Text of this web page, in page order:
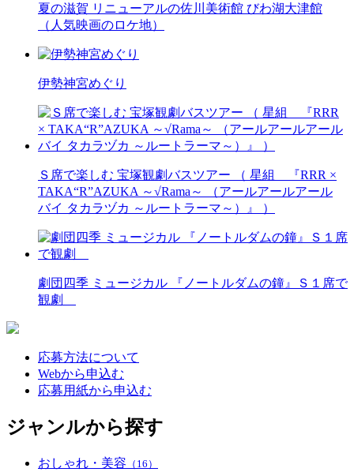
夏の滋賀 リニューアルの佐川美術館 びわ湖大津館
（人気映画のロケ地）
伊勢神宮めぐり
Ｓ席で楽しむ 宝塚観劇バスツアー （ 星組 『RRR ×
TAKA“R”AZUKA ～√Rama～ （アールアールアール
バイ タカラヅカ ～ルートラーマ～）』 ）
劇団四季 ミュージカル 『ノートルダムの鐘』Ｓ１席で
観劇
応募方法について
Webから申込む
応募用紙から申込む
ジャンルから探す
おしゃれ・美容 （16）